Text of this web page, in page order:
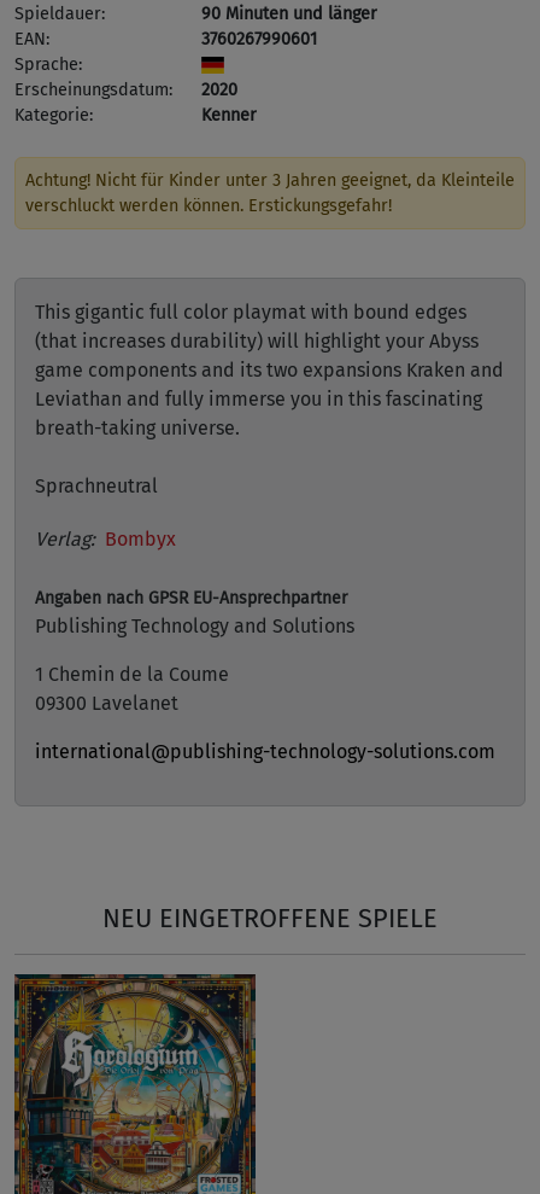
Spieldauer:
90 Minuten und länger
EAN:
3760267990601
Sprache:
Erscheinungsdatum:
2020
Kategorie:
Kenner
Achtung! Nicht für Kinder unter 3 Jahren geeignet, da Kleinteile
verschluckt werden können. Erstickungsgefahr!
This gigantic full color playmat with bound edges
(that increases durability) will highlight your Abyss
game components and its two expansions Kraken and
Leviathan and fully immerse you in this fascinating
breath-taking universe.
Sprachneutral
Verlag: Bombyx
Angaben nach GPSR EU-Ansprechpartner
Publishing Technology and Solutions
1 Chemin de la Coume
09300 Lavelanet
international@publishing-technology-solutions.com
NEU EINGETROFFENE SPIELE